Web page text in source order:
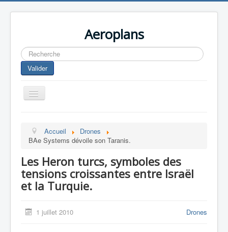
Aeroplans
Rechercher
Valider
Toggle
Navigation
Aviation Commerciale
Aviation Militaire
Europespace
Accueil
Drones
BAe Systems dévoile son Taranis.
Les Heron turcs, symboles des
tensions croissantes entre Israël
et la Turquie.
1 juillet 2010 Drones